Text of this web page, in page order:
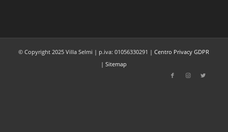
© Copyright 2025 Villa Selmi | p.iva: 01056330291 |Centro Privacy GDPR
|Sitemap